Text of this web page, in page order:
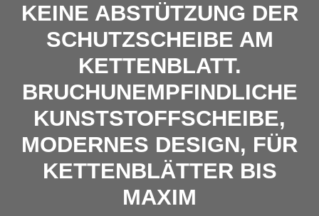
KEINE ABSTÜTZUNG DER
SCHUTZSCHEIBE AM
KETTENBLATT.
BRUCHUNEMPFINDLICHE
KUNSTSTOFFSCHEIBE,
MODERNES DESIGN, FÜR
KETTENBLÄTTER BIS
MAXIM